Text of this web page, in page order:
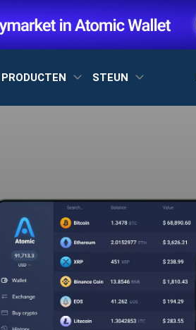
PRODUCTEN STEUN